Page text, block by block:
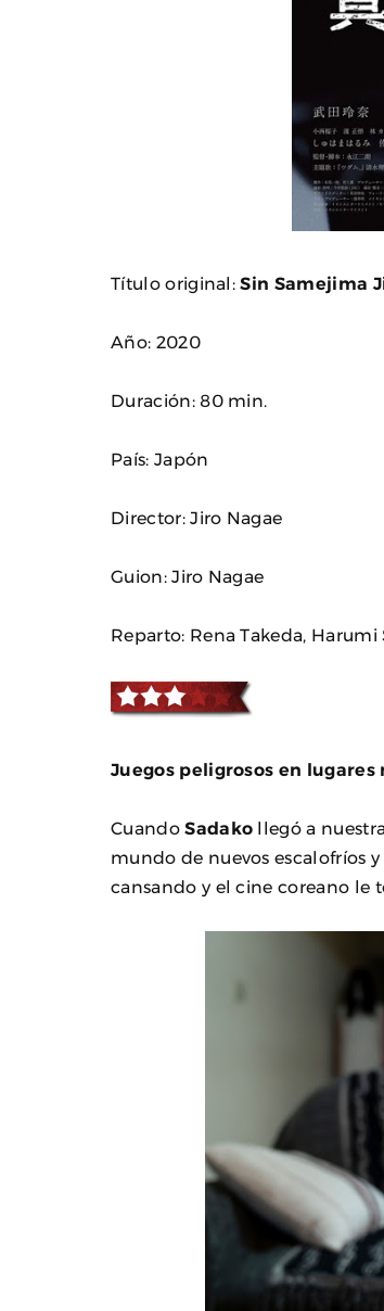
Título original:Sin Samejima
Año: 2020
Duración: 80 min.
País: Japón
Director: Jiro Nagae
Guion: Jiro Nagae
Reparto: Rena Takeda,
Juegos peligrosos en lugares
CuandoSadako llegó a
mundo de nuevos escalofríos
cansando y el cine coreano le